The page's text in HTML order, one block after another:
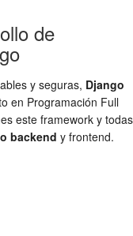
de
y seguras, Django
en Programación Full
este framework y todas
backend y frontend.